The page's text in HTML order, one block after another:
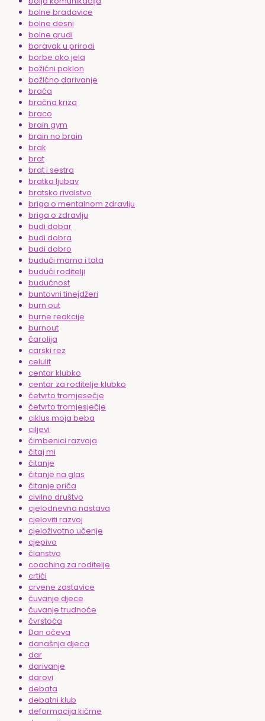
bolne bradavice
bolne desni
bolne grudi
boravak u prirodi
borbe oko jela
božićni poklon
božićno darivanje
braća
bračna kriza
braco
brain gym
brain no brain
brak
brat
brat i sestra
bratka ljubav
bratsko rivalstvo
briga o mentalnom zdravlju
briga o zdravlju
budi dobar
budi dobra
budi dobro
budući mama i tata
budući roditelji
budućnost
buntovni tinejdžeri
burn out
burne reakcije
burnout
čarolija
carski rez
celulit
centar klubko
centar za roditelje klubko
četvrto tromjesečje
četvrto tromjesječje
ciklus moja beba
ciljevi
čimbenici razvoja
čitaj mi
čitanje
čitanje na glas
čitanje priča
civilno društvo
cjelodnevna nastava
cjeloviti razvoj
cjeloživotno učenje
cjepivo
članstvo
coaching za roditelje
crtići
crvene zastavice
čuvanje djece
čuvanje trudnoće
čvrstoća
Dan očeva
današnja djeca
dar
darivanje
darovi
debata
debatni klub
deformacija kičme